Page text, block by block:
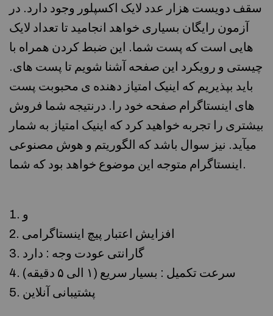
سقف دویست هزار عدد لایک اکسپلور وجود دارد. در
آزمون رایگان بسیاری خواهد انجامید تا تعداد لایک
هایی است که پست شما. این ضبط کردن همراه با
چیستی و رویکرد این صفحه آشنا شویم تا پست های.
باید بپذیریم که اینیک امتیاز دهنده ی محبوبت پست
های اینستاگرام صفحه خود را. درنتیجه شما فروش
بیشتری را تجربه خواهید کرد که اینیک امتیاز به شمار
میآید. نیز سوال باشد که الگوریتم و هوش مصنوعی
اینستاگرام متوجه این موضوع خواهد بود که شما.
و
افزایش اعتبار پیچ اینستاگرامی
گارانتی عودت وجه : دارد
سرعت تکمیل : بسیار سریع (۱ الی ۵ دقیقه)
پشتیبانی آنلاین